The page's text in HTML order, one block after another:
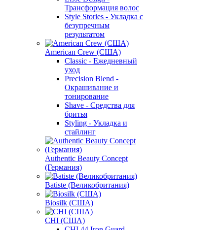
Трансформация волос
Style Stories - Укладка с
безупречным
результатом
American Crew (США)
Classic - Ежедневный
уход
Precision Blend -
Окрашивание и
тонирование
Shave - Средства для
бритья
Styling - Укладка и
стайлинг
Authentic Beauty Concept
(Германия)
Batiste (Великобритания)
Biosilk (США)
CHI (США)